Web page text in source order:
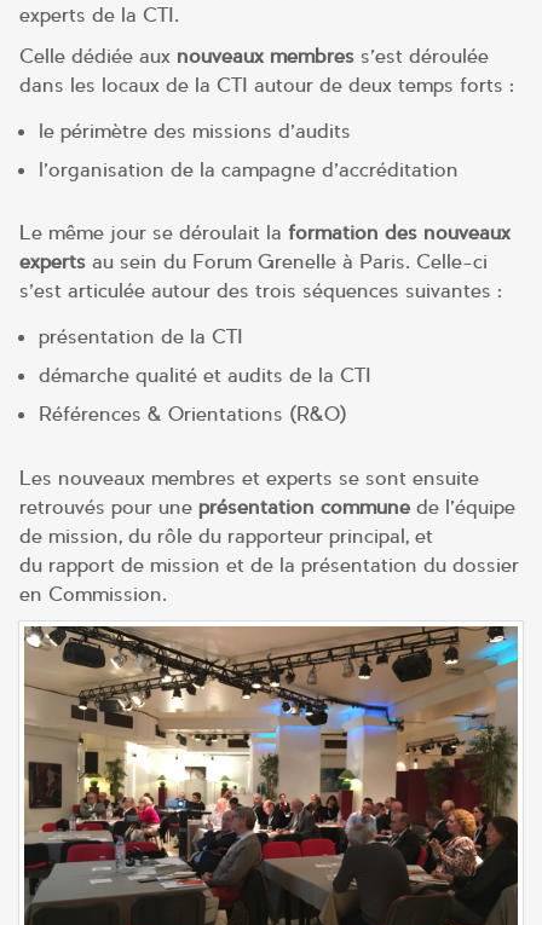
experts de la CTI.
Celle dédiée aux nouveaux membres s’est déroulée
dans les locaux de la CTI autour de deux temps forts :
le périmètre des missions d’audits
l’organisation de la campagne d’accréditation
Le même jour se déroulait la formation des nouveaux
experts au sein du Forum Grenelle à Paris. Celle-ci
s’est articulée autour des trois séquences suivantes :
présentation de la CTI
démarche qualité et audits de la CTI
Références & Orientations (R&O)
Les nouveaux membres et experts se sont ensuite
retrouvés pour une présentation commune de l’équipe
de mission, du rôle du rapporteur principal, et
du rapport de mission et de la présentation du dossier
en Commission.